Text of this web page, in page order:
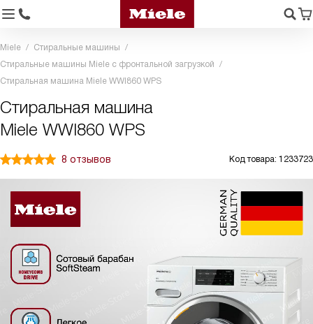
Miele
Стиральные машины
Стиральные машины Miele с фронтальной загрузкой
Стиральная машина Miele WWI860 WPS
Стиральная машина
Miele WWI860 WPS
8 отзывов Код товара: 1233723